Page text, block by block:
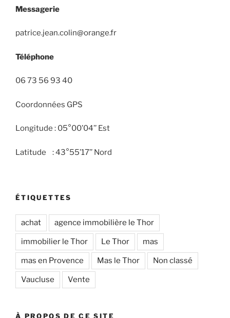
Messagerie
patrice.jean.colin@orange.fr
Téléphone
06 73 56 93 40
Coordonnées GPS
Longitude : 05°00’04’’ Est
Latitude : 43°55’17’’ Nord
ÉTIQUETTES
achat agence immobilière le Thor
immobilier le Thor Le Thor mas
mas en Provence Mas le Thor Non classé
Vaucluse Vente
À PROPOS DE CE SITE